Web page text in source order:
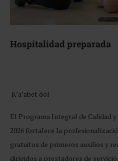
Hospitalidad preparada
K’a’abet óol
El Programa Integral de Calidad
2026 fortalece la
gratuitos de primeros auxilios y
dirigidos a prestadores de